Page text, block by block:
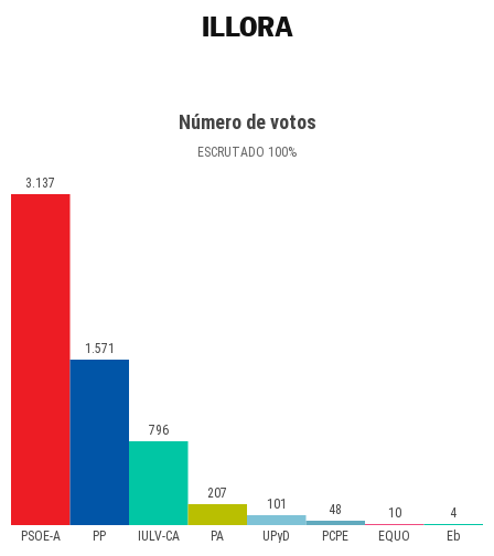
ILLORA
Número de votos
ESCRUTADO 100%
PSOE-A PP IULV-CA PA UPyD PCPE EQUO Eb
3.137
1.571
796
207
101 48 10 4